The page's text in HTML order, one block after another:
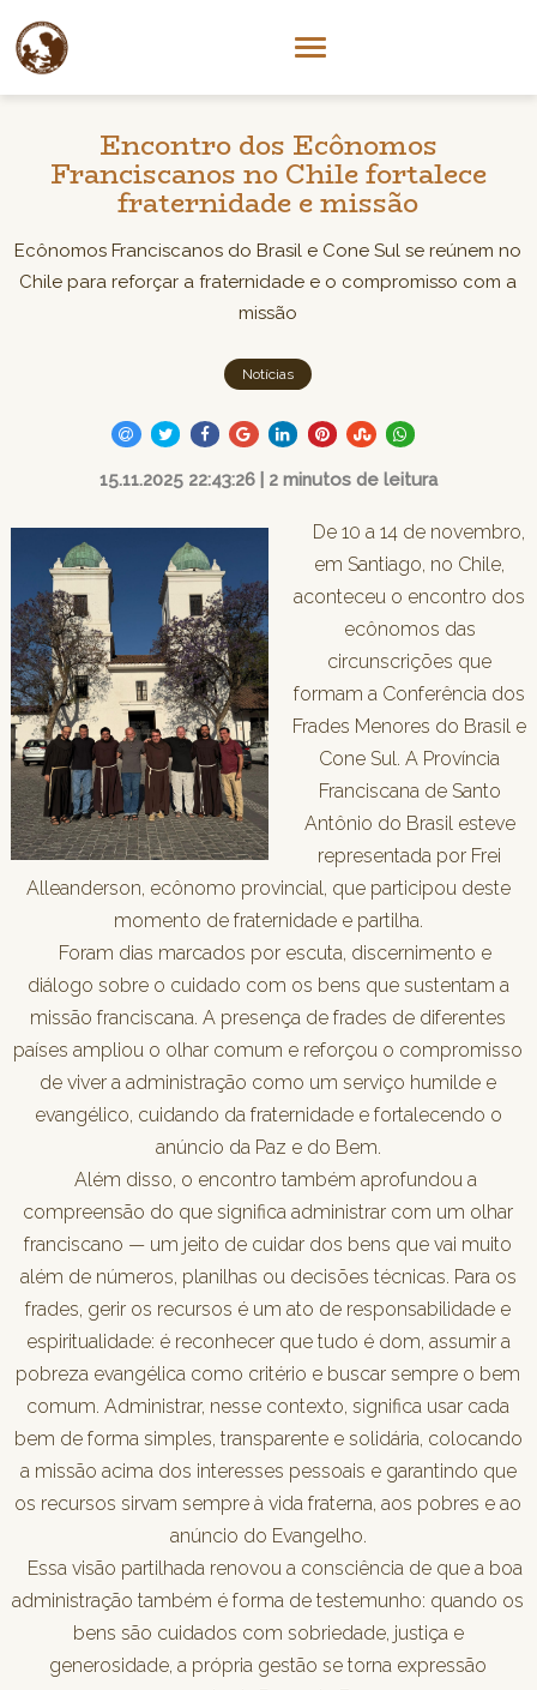
Encontro dos Ecônomos
Franciscanos no Chile fortalece
fraternidade e missão
Ecônomos Franciscanos do Brasil e Cone Sul se reúnem no
Chile para reforçar a fraternidade e o compromisso com a
missão
Notícias
15.11.2025 22:43:26 | 2 minutos de leitura
De 10 a 14 de novembro,
em Santiago, no Chile,
aconteceu o encontro dos
ecônomos das
circunscrições que
formam a Conferência dos
Frades Menores do Brasil e
Cone Sul. A Província
Franciscana de Santo
Antônio do Brasil esteve
representada por Frei
Alleanderson, ecônomo provincial, que participou deste
momento de fraternidade e partilha.
Foram dias marcados por escuta, discernimento e
diálogo sobre o cuidado com os bens que sustentam a
missão franciscana. A presença de frades de diferentes
países ampliou o olhar comum e reforçou o compromisso
de viver a administração como um serviço humilde e
evangélico, cuidando da fraternidade e fortalecendo o
anúncio da Paz e do Bem.
Além disso, o encontro também aprofundou a
compreensão do que significa administrar com um olhar
franciscano — um jeito de cuidar dos bens que vai muito
além de números, planilhas ou decisões técnicas. Para os
frades, gerir os recursos é um ato de responsabilidade e
espiritualidade: é reconhecer que tudo é dom, assumir a
pobreza evangélica como critério e buscar sempre o bem
comum. Administrar, nesse contexto, significa usar cada
bem de forma simples, transparente e solidária, colocando
a missão acima dos interesses pessoais e garantindo que
os recursos sirvam sempre à vida fraterna, aos pobres e ao
anúncio do Evangelho.
Essa visão partilhada renovou a consciência de que a boa
administração também é forma de testemunho: quando os
bens são cuidados com sobriedade, justiça e
generosidade, a própria gestão se torna expressão